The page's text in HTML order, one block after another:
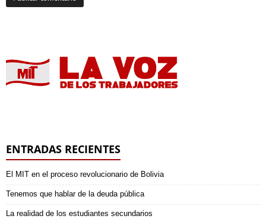
ENTRADAS RECIENTES
El MIT en el proceso revolucionario de Bolivia
Tenemos que hablar de la deuda pública
La realidad de los estudiantes secundarios